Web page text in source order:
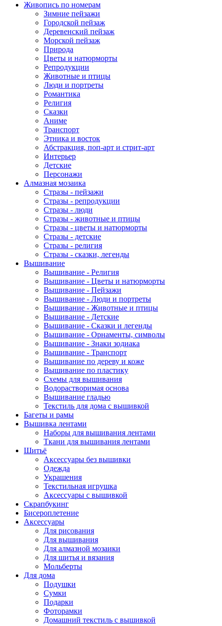
Живопись по номерам
Зимние пейзажи
Городской пейзаж
Деревенский пейзаж
Морской пейзаж
Природа
Цветы и натюрморты
Репродукции
Животные и птицы
Люди и портреты
Романтика
Религия
Сказки
Аниме
Транспорт
Этника и восток
Абстракция, поп-арт и стрит-арт
Интерьер
Детские
Персонажи
Алмазная мозаика
Стразы - пейзажи
Стразы - репродукции
Стразы - люди
Стразы - животные и птицы
Стразы - цветы и натюрморты
Стразы - детские
Стразы - религия
Стразы - сказки, легенды
Вышивание
Вышивание - Религия
Вышивание - Цветы и натюрморты
Вышивание - Пейзажи
Вышивание - Люди и портреты
Вышивание - Животные и птицы
Вышивание - Детские
Вышивание - Сказки и легенды
Вышивание - Орнаменты, символы
Вышивание - Знаки зодиака
Вышивание - Транспорт
Вышивание по дереву и коже
Вышивание по пластику
Схемы для вышивания
Водорастворимая основа
Вышивание гладью
Текстиль для дома с вышивкой
Багеты и рамы
Вышивка лентами
Наборы для вышивания лентами
Ткани для вышивания лентами
Шитьё
Аксессуары без вышивки
Одежда
Украшения
Текстильная игрушка
Аксессуары с вышивкой
Скрапбукинг
Бисероплетение
Аксессуары
Для рисования
Для вышивания
Для алмазной мозаики
Для шитья и вязания
Мольберты
Для дома
Подушки
Сумки
Подарки
Фоторамки
Домашний текстиль с вышивкой